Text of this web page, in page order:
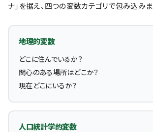
ナ」を据え、四つの変数カテゴリで包み込みま
地理的変数
どこに住んでいるか？
関心のある場所はどこか？
現在どこにいるか？
人口統計学的変数